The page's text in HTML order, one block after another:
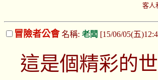
客人
冒險者公會名稱: 老闆 [15/06/05(五
這是個精彩的